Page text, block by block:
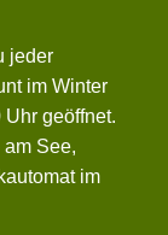
jeder
im Winter
geöffnet.
am See,
im